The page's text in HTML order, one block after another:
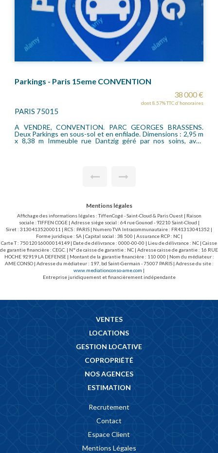
BRASSENS.
: 2,95 m
soins, avec
PK VOUILLE D'ALLERAY
dont 16.67%
Entre les rues d'Alleray, Vouillé, Thiboumery et
sein d'un immeuble récent avec gardien, au
emplacement de parking de 5 m X 2,55 m. Arceau
Mentions légales
Affichage des informations légales : TiffenCogé - Saint-Cloud & Paris Ouest | Raison
sociale : TIFFEN COGE | Adresse siège social : 64 rue Gounod - 92210 Saint-Cloud |
Siret : 31304135200011 | RCS : PARIS | Numero TVA Intracommunautaire : FR41313041352 |
Forme juridique : SA | Capital social : 38 500 | Assurance RCP : NC |
Carte T : 75012016000014149 | Date de délivrance : 0000-00-00 | Lieu de délivrance : NC | Caisse
de garantie financière : CEGC. | N° de caisse de garantie : NC | Adresse caisse de garantie : 16 RUE
HOCHE 92919 LA DEFENSE | Montant de la garantie financière : 110 000 | Nom du médiateur :
AME CONSO | Adresse du médiateur : 197, bd Saint-Germain - 75007 PARIS | Adresse du site :
www.mediationconso-ame.com |
Entreprise juridiquement et financièrement indépendante
VENTES
LOCATIONS
GESTION LOCATIVE
COPROPRIÉTÉ
NOS AGENCES
ESTIMATION
Recrutement
Contact
Espace Client
Mentions Légales